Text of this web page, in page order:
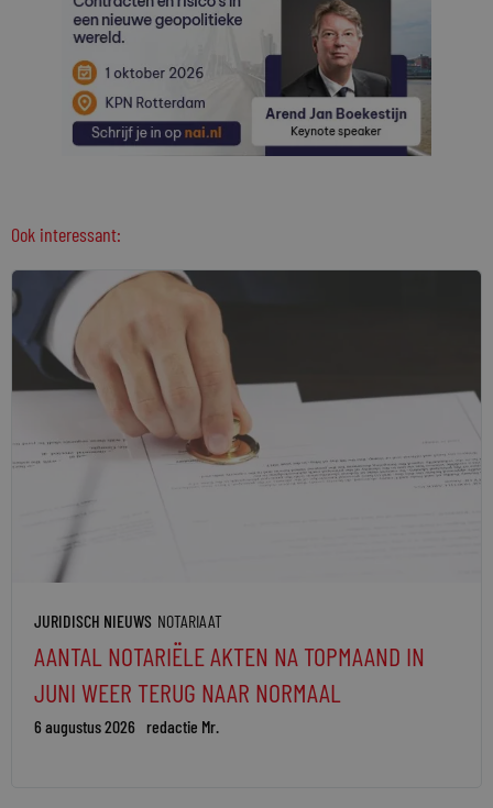
Ook interessant:
JURIDISCH NIEUWS NOTARIAAT
AANTAL NOTARIËLE AKTEN NA TOPMAAND IN
JUNI WEER TERUG NAAR NORMAAL
6 augustus 2026 redactie Mr.